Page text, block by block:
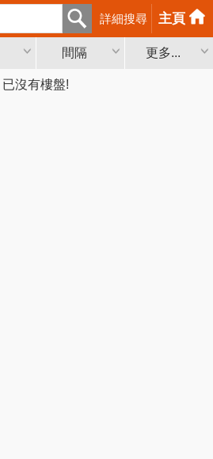
詳細搜尋 主頁
間隔 更多...
已沒有樓盤!